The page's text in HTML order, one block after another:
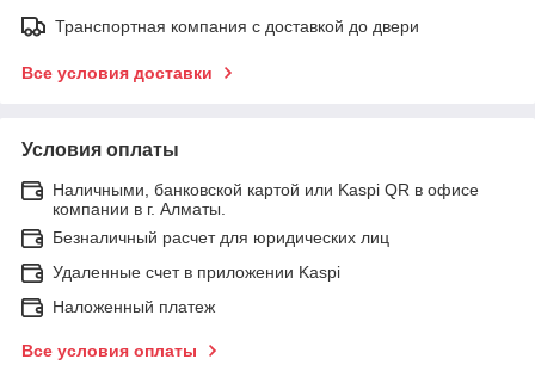
Транспортная компания с доставкой до двери
Все условия доставки
Условия оплаты
Наличными, банковской картой или Kaspi QR в офисе
компании в г. Алматы.
Безналичный расчет для юридических лиц
Удаленные счет в приложении Kaspi
Наложенный платеж
Все условия оплаты